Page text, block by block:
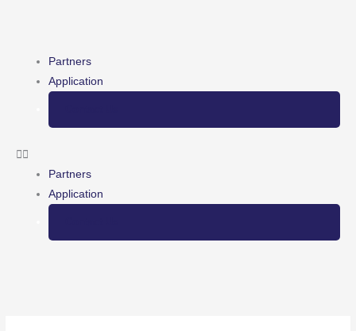
Partners
Application
Menu
Partners
Application